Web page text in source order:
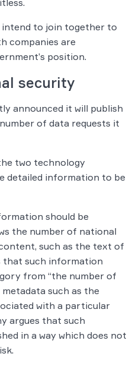
intend to join together to
companies are
position.
security
announced it will publish
of data requests it
two technology
detailed information to be
should be
the number of national
such as the text of
that such information
from “the number of
such as the
with a particular
argues that such
in a way which does not